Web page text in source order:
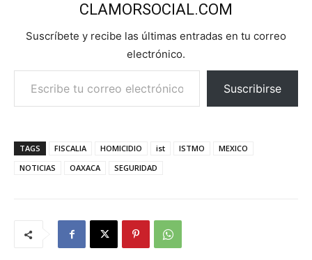
CLAMORSOCIAL.COM
Suscríbete y recibe las últimas entradas en tu correo
electrónico.
Escribe tu correo electrónico…
Suscribirse
TAGS FISCALIA HOMICIDIO ist ISTMO
MEXICO
NOTICIAS
OAXACA SEGURIDAD